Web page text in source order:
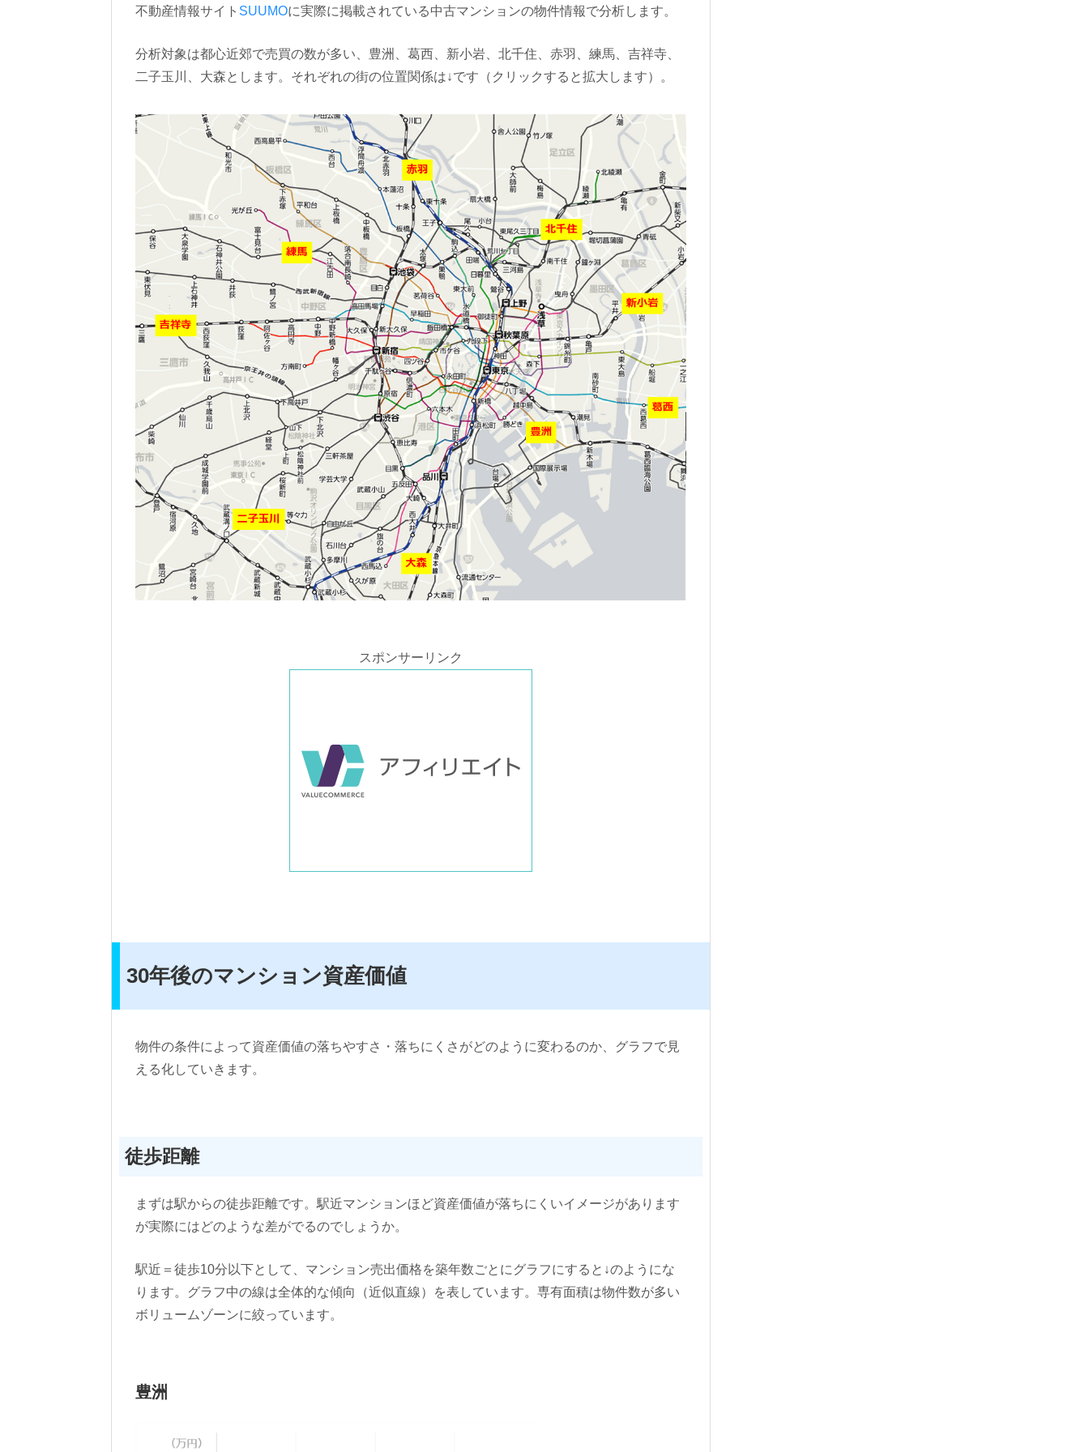
不動産情報サイト SUUMOに実際に掲載されている中古マンションの物件情報で分析します。
分析対象は都心近郊で売買の数が多い、豊洲、葛西、新小岩、北千住、赤羽、練馬、吉祥寺、
二子玉川、大森とします。それぞれの街の位置関係は↓です（クリックすると拡大します）。
スポンサーリンク
30年後のマンション資産価値
物件の条件によって資産価値の落ちやすさ・落ちにくさがどのように変わるのか、グラフで見
える化していきます。
徒歩距離
まずは駅からの徒歩距離です。駅近マンションほど資産価値が落ちにくいイメージがあります
が実際にはどのような差がでるのでしょうか。
駅近＝徒歩10分以下として、マンション売出価格を築年数ごとにグラフにすると↓のようにな
ります。グラフ中の線は全体的な傾向（近似直線）を表しています。専有面積は物件数が多い
ボリュームゾーンに絞っています。
豊洲